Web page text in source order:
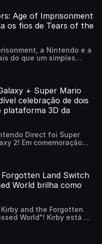
Age of Imprisonment
os fios de Tears of the
a Nintendo e a
do que um simples
peça fundamental da
em nosso site:
+ Super Mario
celebração de dois
plataforma 3D da
Direct foi Super
2! Em comemoração
favorito, a Nintendo
para Switch, com
2025/09/super-
2-switch-analise-
Land Switch
World brilha como
and the Forgotten
World"! Kirby está de
repleto de ainda
no link: